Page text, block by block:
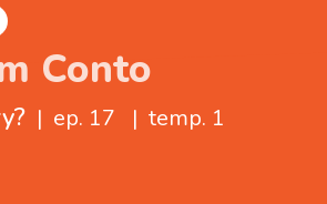
Conto
| ep. 17 | temp. 1